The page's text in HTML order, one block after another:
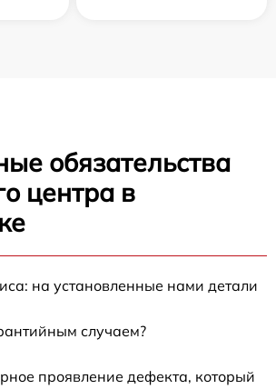
обязательства
центра в
на установленные нами детали
случаем?
проявление дефекта, который